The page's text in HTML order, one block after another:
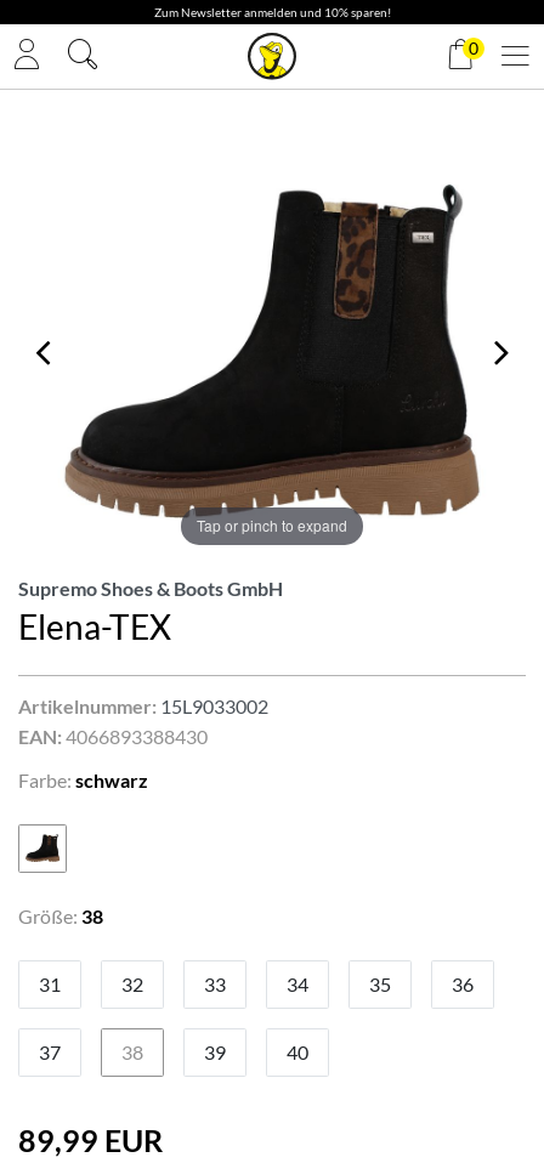
0
Tap or pinch to expand
Supremo Shoes & Boots GmbH
Elena-TEX
Artikelnummer: 15L9033002
EAN: 4066893388430
Farbe: schwarz
Größe: 38
31 32 33 34 35 36
37 38 39 40
89,99 EUR